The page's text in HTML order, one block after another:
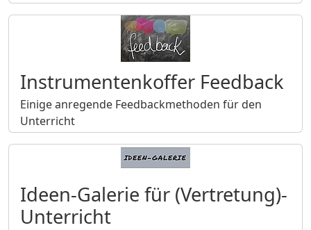
Instrumentenkoffer Feedback
Einige anregende Feedbackmethoden für den
Unterricht
Ideen-Galerie für (Vertretung)-
Unterricht